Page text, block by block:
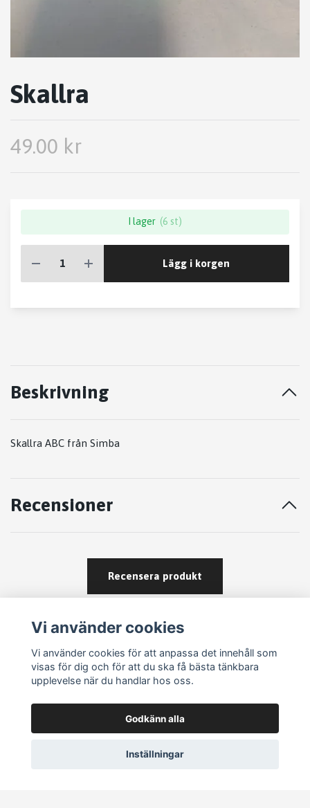
Skallra
49.00 kr
I lager (6 st)
Lägg i korgen
Beskrivning
Skallra ABC från Simba
Recensioner
Recensera produkt
Om köp och returer
Vi använder cookies
Vi använder cookies för att anpassa det innehåll som
visas för dig och för att du ska få bästa tänkbara
upplevelse när du handlar hos oss.
Godkänn alla
Inställningar